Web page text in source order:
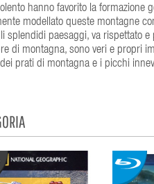
hanno favorito la formazione
modellato queste montagne
splendidi paesaggi, va rispettato
di montagna, sono veri e propri
prati di montagna e i picchi